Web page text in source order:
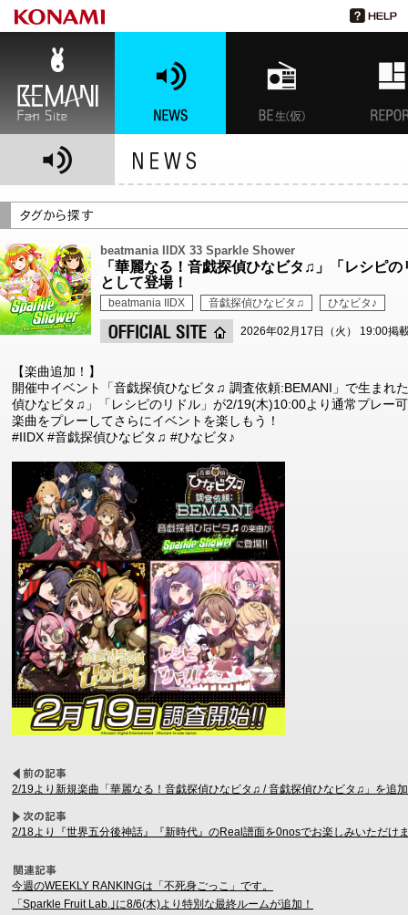
beatmania IIDX 33 Sparkle Shower
「華麗なる！音戯探偵ひなビタ♫」「レシピ
として登場！
beatmania IIDX 音戯探偵ひなビタ♫ ひなビタ♪
2026年02月17日（火） 19:00掲
【楽曲追加！】
開催中イベント「音戯探偵ひなビタ♫ 調査依頼:BEMANI」で生まれ
偵ひなビタ♫」「レシピのリドル」が2/19(木)10:00より通常プレー
楽曲をプレーしてさらにイベントを楽しもう！
#IIDX #音戯探偵ひなビタ♫ #ひなビタ♪
2/19より新規楽曲「華麗なる！音戯探偵ひなビタ♫ / 音戯探偵ひなビタ♫」を追
2/18より『世界五分後神話』『新時代』のReal譜面を0nosでお楽しみいただけ
今週のWEEKLY RANKINGは「不死身ごっこ」です。
「Sparkle Fruit Lab.｣に8/6(木)より特別な最終ルームが追加！